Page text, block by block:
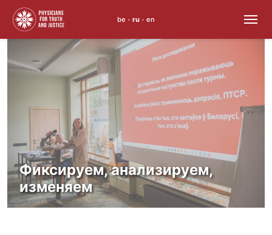
to
content
be • ru • en
Фиксируем, анализируем,
изменяем